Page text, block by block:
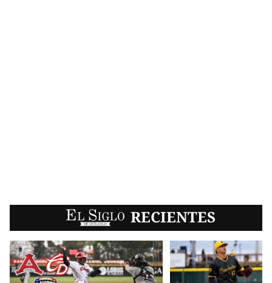
EL SIGLO RECIENTES